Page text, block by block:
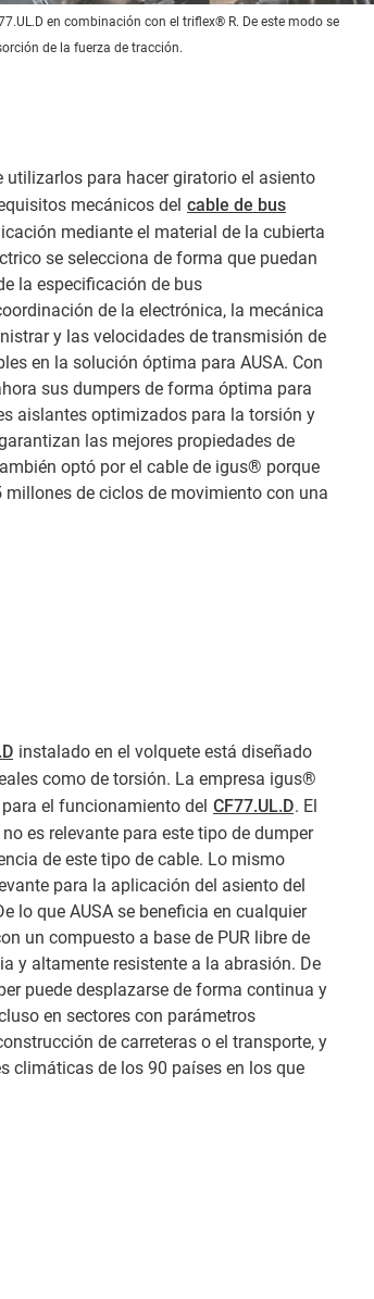
en combinación con el triflex® R. De este modo se
de la fuerza de tracción.
utilizarlos para hacer giratorio el asiento
mecánicos del cable de bus
mediante el material de la cubierta
se selecciona de forma que puedan
la especificación de bus
de la electrónica, la mecánica
y las velocidades de transmisión de
en la solución óptima para AUSA. Con
sus dumpers de forma óptima para
aislantes optimizados para la torsión y
las mejores propiedades de
optó por el cable de igus® porque
de ciclos de movimiento con una
instalado en el volquete está diseñado
como de torsión. La empresa igus®
el funcionamiento del CF77.UL.D. El
es relevante para este tipo de dumper
de este tipo de cable. Lo mismo
para la aplicación del asiento del
lo que AUSA se beneficia en cualquier
un compuesto a base de PUR libre de
y altamente resistente a la abrasión. De
puede desplazarse de forma continua y
en sectores con parámetros
de carreteras o el transporte, y
climáticas de los 90 países en los que